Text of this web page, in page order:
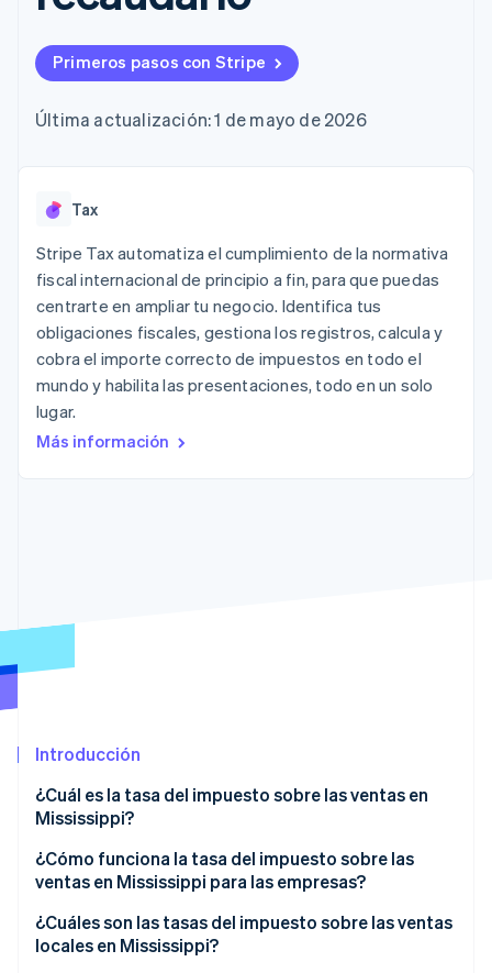
Métodos de
Acceso a más
de 125
Terminal
persona
Boost
de aceptación
Proceso de
compra
acelerado
Financial
Connections
Datos de ctas.
financieras
vinculadas
Recognition
contable
Stripe Sigma
Informes
Data Pipeline
de datos
Más
Climate
Sesiones de Stripe 2026
Descubre cómo Stripe construye la infraestructura
Mirar ahora
Gestión del dinero
SaaS
Juegos
Hostelería, viajes y ocio
Seguros
Medios de
comunicación y
entretenimiento
Organizaciones sin
profesionales
Gestionar
Ofrecer cobro por
consumo
respaldadas por
monedas estables
servicios con agentes
Recursos
Integraciones de
aplicaciones
Ejemplos de código
Blog de
desarrolladores
Empresa
Hoja de ruta del
producto
Sessions
Empleos
Stripe Press
Contacto
Contacta con ventas
Conviértete en socio
Primeros pasos con Stripe
Última actualización: 1 de mayo de 2026
Tax
Stripe Tax automatiza el cumplimiento de la normativa
fiscal internacional de principio a fin, para que puedas
centrarte en ampliar tu negocio. Identifica tus
obligaciones fiscales, gestiona los registros, calcula y
cobra el importe correcto de impuestos en todo el
mundo y habilita las presentaciones, todo en un solo
lugar.
Más información
Introducción
¿Cuál es la tasa del impuesto sobre las ventas en
Mississippi?
¿Cómo funciona la tasa del impuesto sobre las
ventas en Mississippi para las empresas?
Nexo físico
¿Cuáles son las tasas del impuesto sobre las ventas
locales en Mississippi?